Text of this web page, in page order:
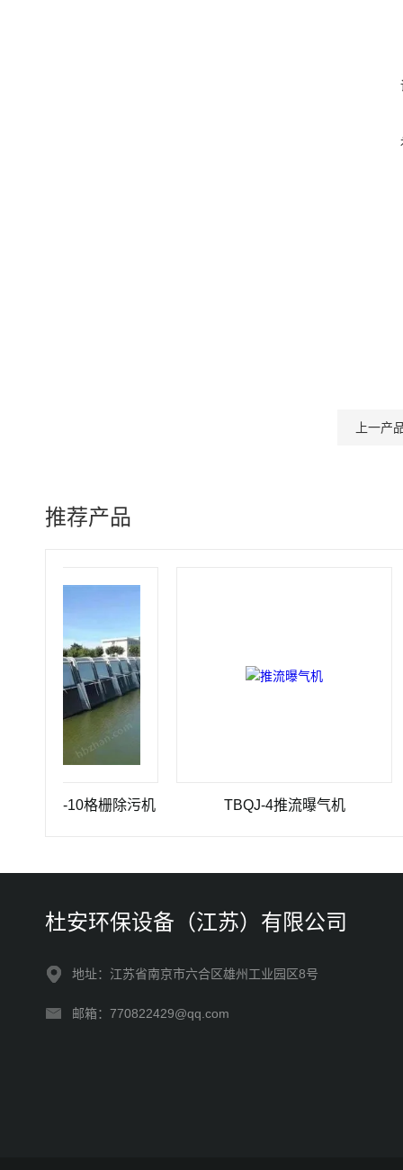
上一产
推荐产品
10格栅除污机 TBQJ-4推流曝气机
杜安环保设备（江苏）有限公司
地址：江苏省南京市六合区雄州工业园区8号
邮箱：770822429@qq.com